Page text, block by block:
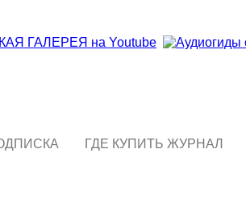
ГДЕ КУПИТЬ ЖУРНАЛ